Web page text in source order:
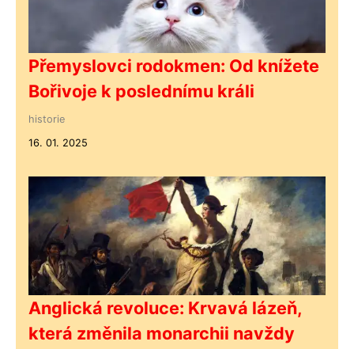
Přemyslovci rodokmen: Od knížete
Bořivoje k poslednímu králi
historie
16. 01. 2025
Anglická revoluce: Krvavá lázeň,
která změnila monarchii navždy